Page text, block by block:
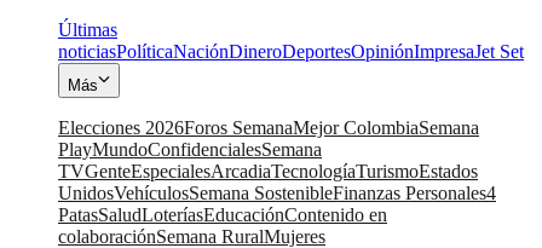
Últimas
noticiasPolíticaNaciónDineroDeportesOpiniónImpresaJet Set
Más
Elecciones 2026Foros SemanaMejor ColombiaSemana
PlayMundoConfidencialesSemana
TVGenteEspecialesArcadiaTecnologíaTurismoEstados
UnidosVehículosSemana SostenibleFinanzas Personales4
PatasSaludLoteríasEducaciónContenido en
colaboraciónSemana RuralMujeres